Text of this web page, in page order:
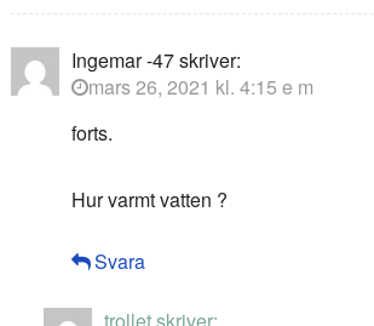
Ingemar -47skriver:
mars 26, 2021 kl. 4:15 e m
forts.
Hur varmt vatten ?
Svara